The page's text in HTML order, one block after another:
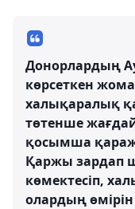
Донорлардың
көрсеткен
халықаралық
төтенше
қосымша
Қаржы зардап
көмектесіп,
олардың